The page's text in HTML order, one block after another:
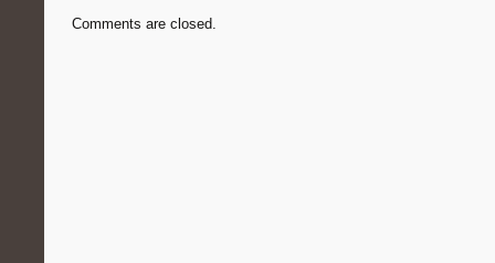
Comments are closed.